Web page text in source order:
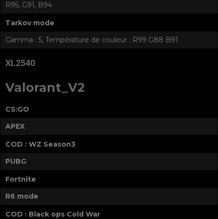
R95, G91, B94
Tarkov mode
Gamma : 5, Température de couleur : R99 G88 B91
XL2540
Valorant_V2
CS:GO
APEX
COD : WZ Season3
PUBG
Fortnite
R6 mode
COD : Black ops Cold War